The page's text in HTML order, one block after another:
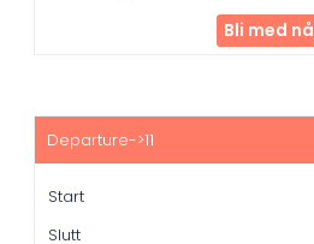
Bli med nå